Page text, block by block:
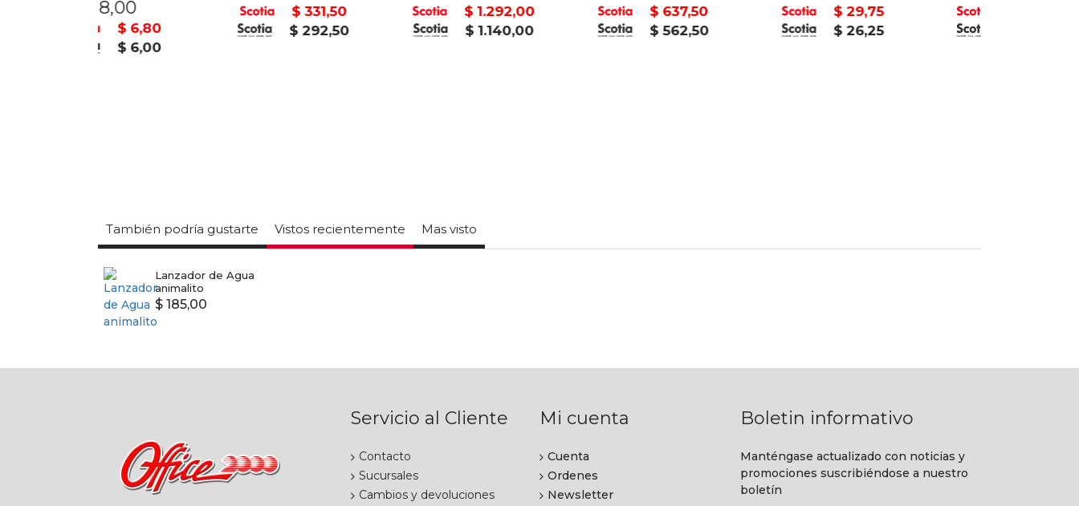
$ 331,50
$ 292,50
$ 1.292,00
$ 1.140,00
$ 637,50
$ 562,50
$ 29,75
$ 26,25
$ 229,50
$ 202,50
También podría gustarte Vistos recientemente Mas visto
Lanzador de Agua
animalito
$ 185,00
Servicio al Cliente
Contacto
Sucursales
Cambios y devoluciones
Mi cuenta
Cuenta
Ordenes
Newsletter
Boletin informativo
Manténgase actualizado con noticias y
promociones suscribiéndose a nuestro
boletín